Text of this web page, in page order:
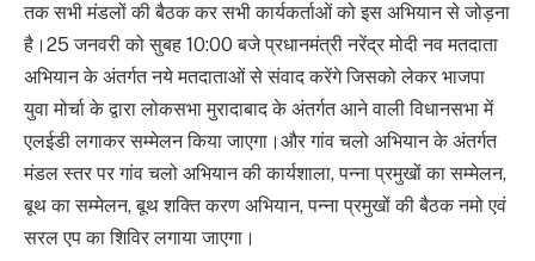
तक सभी मंडलों की बैठक कर सभी कार्यकर्ताओं को इस अभियान से जोड़ना
है।25 जनवरी को सुबह 10:00 बजे प्रधानमंत्री नरेंद्र मोदी नव मतदाता
अभियान के अंतर्गत नये मतदाताओं से संवाद करेंगे जिसको लेकर भाजपा
युवा मोर्चा के द्वारा लोकसभा मुरादाबाद के अंतर्गत आने वाली विधानसभा में
एलईडी लगाकर सम्मेलन किया जाएगा।और गांव चलो अभियान के अंतर्गत
मंडल स्तर पर गांव चलो अभियान की कार्यशाला, पन्ना प्रमुखों का सम्मेलन,
बूथ का सम्मेलन, बूथ शक्ति करण अभियान, पन्ना प्रमुखों की बैठक नमो एवं
सरल एप का शिविर लगाया जाएगा।